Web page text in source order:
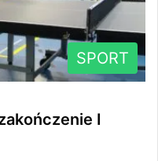
SPORT
I